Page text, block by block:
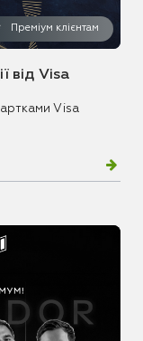
Преміум клієнтам
від Visa
Visa